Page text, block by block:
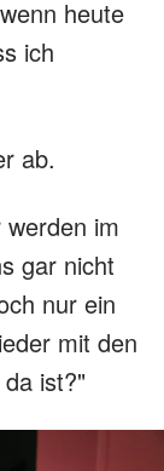
heute
ich
ab.
im
gar nicht
nur ein
mit den
ist?"